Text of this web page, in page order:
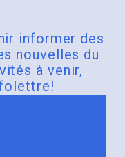
informer des
nouvelles du
à venir,